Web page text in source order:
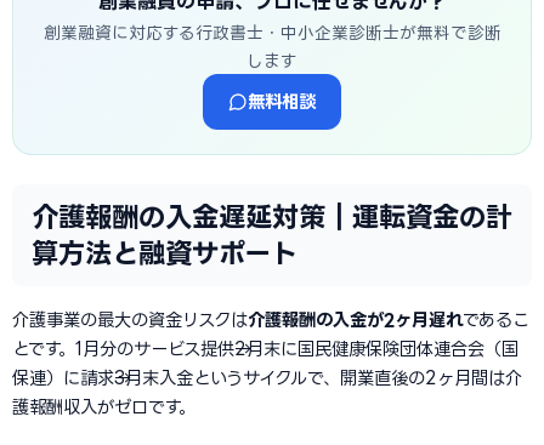
創業融資に対応する行政書士・中小企業診断士が無料で診断
します
無料相談
介護報酬の入金遅延対策｜運転資金の計
算方法と融資サポート
介護事業の最大の資金リスクは介護報酬の入金が2ヶ月遅れであるこ
とです。1月分のサービス提供→2月末に国民健康保険団体連合会（国
保連）に請求→3月末入金というサイクルで、開業直後の2ヶ月間は介
護報酬収入がゼロです。